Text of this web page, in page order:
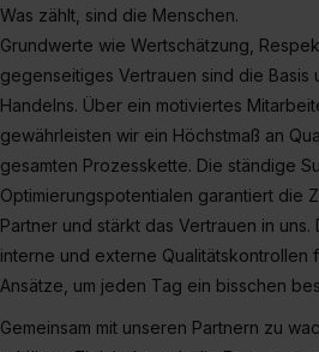
Auswahl über die Checkboxen und
erlauben“. Die Einwilligung zur
der Kategorien „Präferenzen“,
Media und Marketing“ umfasst
zur Übermittlung deiner Daten in
S. 1 lit. a) DS-GVO). Die USA
angemessenes
II). Du kannst die von dir erteilte
Wirkung für die Zukunft ganz oder
Einstellungen“ widerrufen.
einzelnen Cookies findest du
Was zählt, sind die Menschen.
Grundwerte wie Wertschätzung,
gegenseitiges Vertrauen sind die Basis
Handelns. Über ein motiviertes
gewährleisten wir ein Höchstmaß an
gesamten Prozesskette. Die ständige
Optimierungspotentialen garantiert die
Partner und stärkt das Vertrauen in uns.
interne und externe Qualitätskontrollen
Ansätze, um jeden Tag ein bisschen
Gemeinsam mit unseren Partnern zu